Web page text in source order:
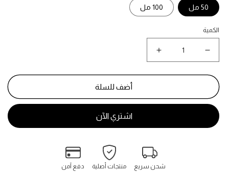
50 مل 100 مل
الكمية
كمية
عود
Oud
زيادة
كمية
عود
Oud
أضف للسلة
شحن سريع منتجات أصلية دفع آمن